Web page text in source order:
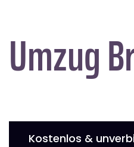
Umzug
Kostenlos &